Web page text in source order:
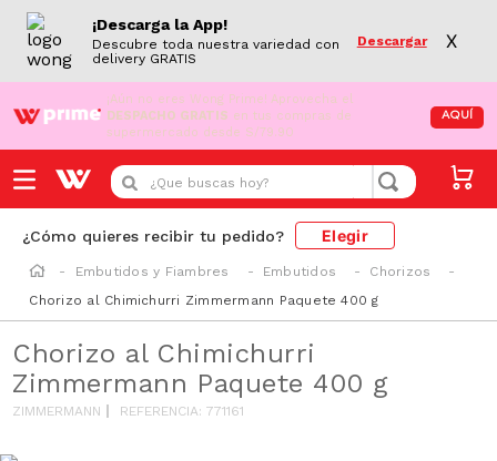
¡Descarga la App!
Descubre toda nuestra variedad con
delivery GRATIS
Descargar X
¡Aún no eres Wong Prime! Aprovecha el
DESPACHO GRATIS en tus compras de
supermercado desde S/79.90
AQUÍ
¿Que buscas hoy?
¿Cómo quieres recibir tu pedido? Elegir
Embutidos y Fiambres Embutidos
Chorizos
Chorizo al Chimichurri Zimmermann Paquete 400 g
Chorizo al Chimichurri
Zimmermann Paquete 400 g
ZIMMERMANN REFERENCIA:771161